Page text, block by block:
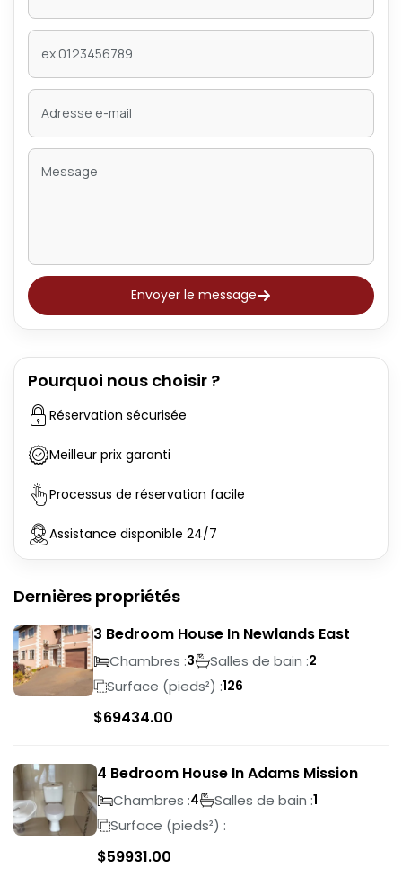
Envoyer le message
Pourquoi nous choisir ?
Réservation sécurisée
Meilleur prix garanti
Processus de réservation facile
Assistance disponible 24/7
Dernières propriétés
3 Bedroom House In Newlands East
Chambres :3 Salles de bain :2
Surface (pieds²) :126
$69434.00
4 Bedroom House In Adams Mission
Chambres :4 Salles de bain :1
Surface (pieds²) :
$59931.00